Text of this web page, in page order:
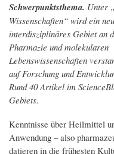
Schwerpunktsthema. Unter
Wissenschaften“ wird ein
interdisziplinäres Gebiet an
Pharmazie und molekularen
Lebenswissenschaften
auf Forschung und
Rund 40 Artikel im
Gebiets.
Kenntnisse über Heilmittel
Anwendung – also
datieren in die frühesten